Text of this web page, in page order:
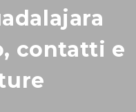
contatti e